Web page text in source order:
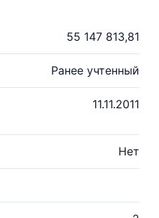
55 147 813,81
Ранее учтенный
11.11.2011
Нет